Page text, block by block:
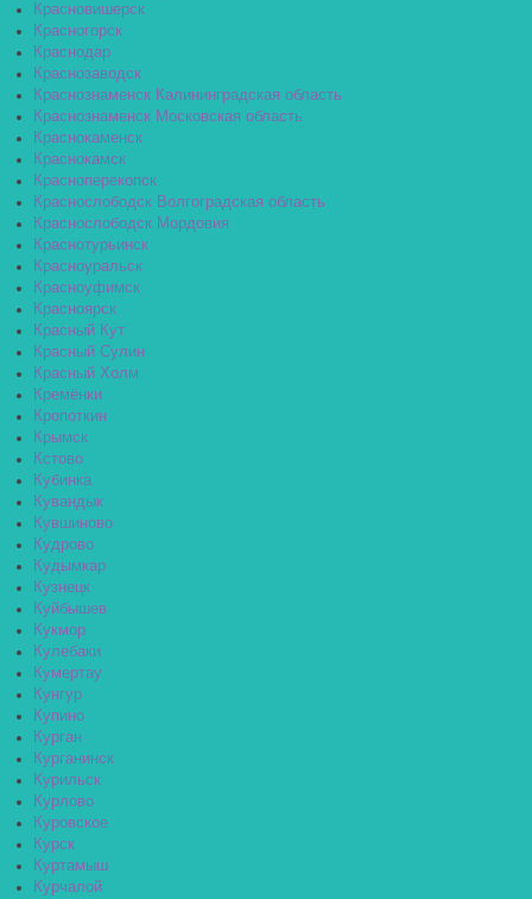
Красновишерск
Красногорск
Краснодар
Краснозаводск
Краснознаменск Калининградская область
Краснознаменск Московская область
Краснокаменск
Краснокамск
Красноперекопск
Краснослободск Волгоградская область
Краснослободск Мордовия
Краснотурьинск
Красноуральск
Красноуфимск
Красноярск
Красный Кут
Красный Сулин
Красный Холм
Кремёнки
Кропоткин
Крымск
Кстово
Кубинка
Кувандык
Кувшиново
Кудрово
Кудымкар
Кузнецк
Куйбышев
Кукмор
Кулебаки
Кумертау
Кунгур
Купино
Курган
Курганинск
Курильск
Курлово
Куровское
Курск
Куртамыш
Курчалой